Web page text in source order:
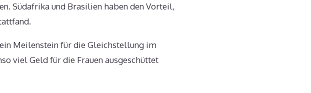
Südafrika und Brasilien haben den Vorteil,
Meilenstein für die Gleichstellung im
viel Geld für die Frauen ausgeschüttet